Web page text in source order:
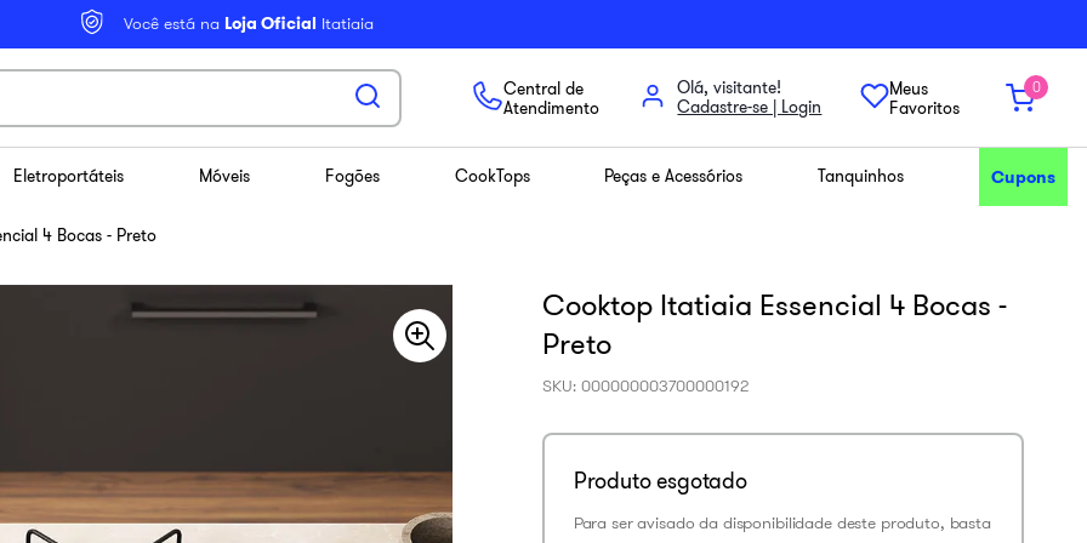
Você está na Loja Oficial Itatiaia
Central de
Atendimento
Olá, visitante!
Meus
Favoritos
0
Eletroportáteis Móveis Fogões CookTops Peças e Acessórios Tanquinhos Cupons
4 Bocas - Preto
Cooktop Itatiaia Essencial 4 Bocas -
Preto
SKU:000000003700000192